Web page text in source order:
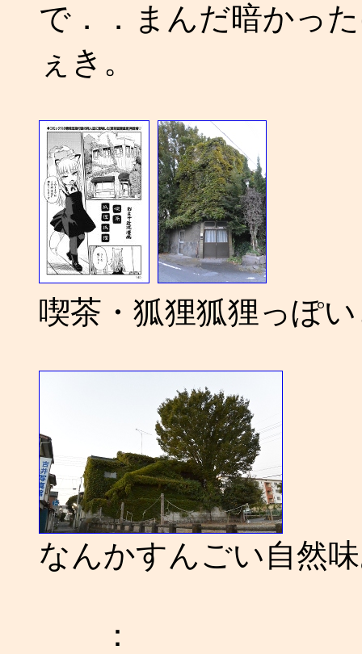
で．．まんだ暗かっ
ぇき。
喫茶・狐狸狐狸っぽ
なんかすんごい自然
：